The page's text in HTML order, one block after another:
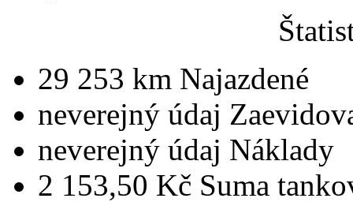
29 253 km Najazdené
neverejný údaj
neverejný údaj Náklady
2 153,50 Kč Suma